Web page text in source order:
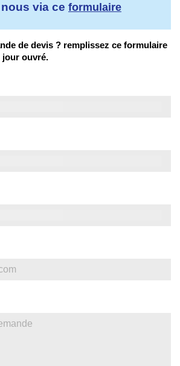
via ce formulaire
de devis ? remplissez ce formulaire
jour ouvré.